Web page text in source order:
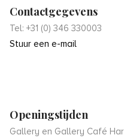
Contactgegevens
Tel: +31 (0) 346 330003
Stuur een e-mail
Openingstijden
Gallery en Gallery Café